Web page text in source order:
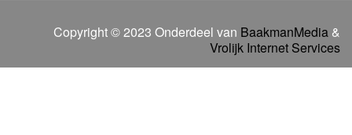
Copyright © 2023 Onderdeel van BaakmanMedia &
Vrolijk Internet Services